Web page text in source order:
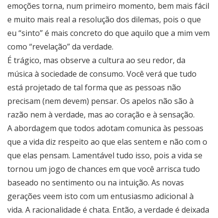
emoções torna, num primeiro momento, bem mais fácil
e muito mais real a resolução dos dilemas, pois o que
eu “sinto” é mais concreto do que aquilo que a mim vem
como “revelação” da verdade.
É trágico, mas observe a cultura ao seu redor, da
música à sociedade de consumo. Você verá que tudo
está projetado de tal forma que as pessoas não
precisam (nem devem) pensar. Os apelos não são à
razão nem à verdade, mas ao coração e à sensação.
A abordagem que todos adotam comunica às pessoas
que a vida diz respeito ao que elas sentem e não com o
que elas pensam. Lamentável tudo isso, pois a vida se
tornou um jogo de chances em que você arrisca tudo
baseado no sentimento ou na intuição. As novas
gerações veem isto com um entusiasmo adicional à
vida. A racionalidade é chata. Então, a verdade é deixada